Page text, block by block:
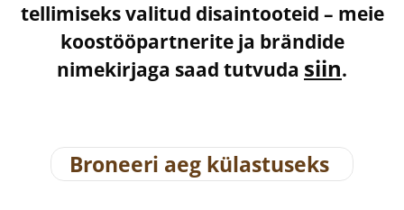
tellimiseks valitud disaintooteid – meie
koostööpartnerite ja brändide
nimekirjaga saad tutvuda siin.
Broneeri aeg külastuseks